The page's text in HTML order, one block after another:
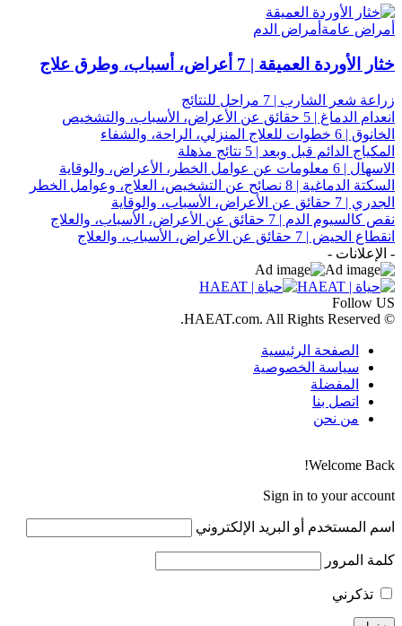
أمراض عامة أمراض الدم
خثار الأوردة العميقة | 7 أعراض، أسباب، وطرق علاج
زراعة شعر الشارب | 7 مراحل للنتائج
انعدام الدماغ | 5 حقائق عن الأعراض، الأسباب، والتشخيص
الخانوق | 6 خطوات للعلاج المنزلي، الراحة، والشفاء
المكياج الدائم قبل وبعد | 5 نتائج مذهلة
الاسهال | 6 معلومات عن عوامل الخطر، الأعراض، والوقاية
السكتة الدماغية | 8 نصائح عن التشخيص، العلاج، وعوامل الخطر
الجدري | 7 حقائق عن الأعراض، الأسباب، والوقاية
نقص كالسيوم الدم | 7 حقائق عن الأعراض، الأسباب، والعلاج
انقطاع الحيض | 7 حقائق عن الأعراض، الأسباب، والعلاج
- الإعلانات -
Follow US
© HAEAT.com. All Rights Reserved.
الصفحة الرئيسية
سياسة الخصوصية
المفضلة
اتصل بنا
من نحن
Welcome Back!
Sign in to your account
اسم المستخدم أو البريد الإلكتروني
كلمة المرور
تذكرني